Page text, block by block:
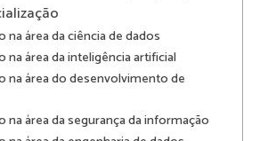
na área da ciência de dados
na área da inteligência artificial
na área do desenvolvimento de
na área da segurança da informação